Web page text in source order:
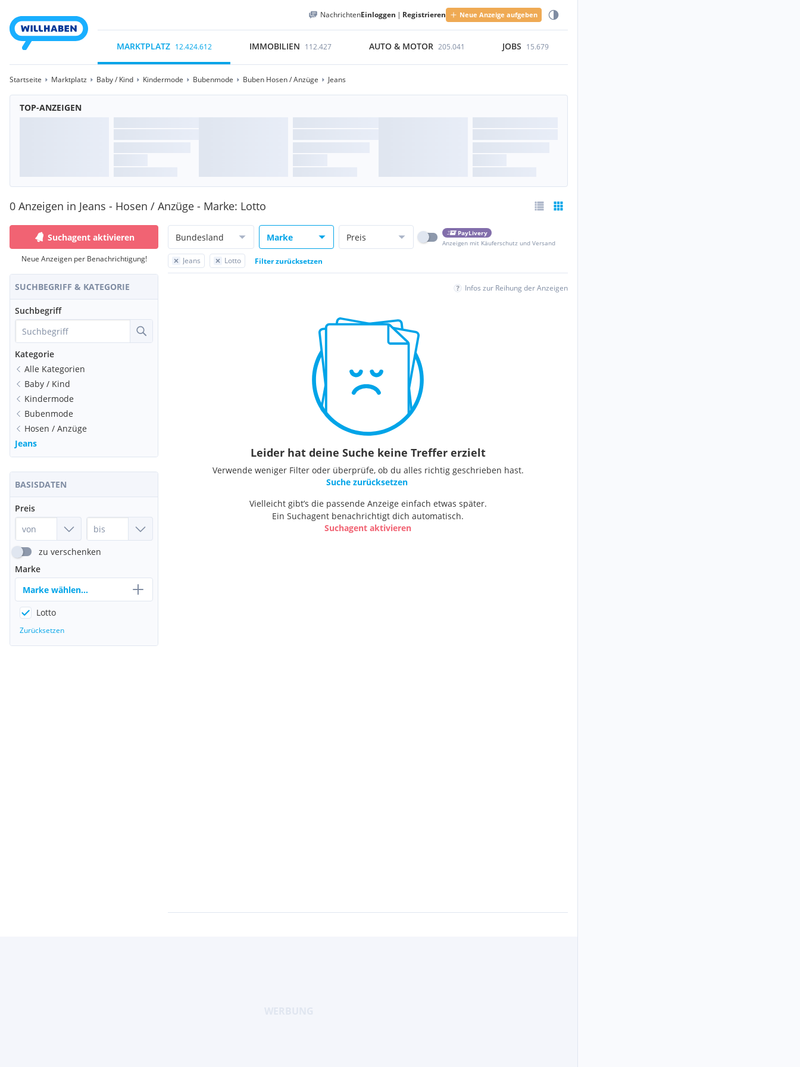
NachrichtenEinloggen | Registrieren Neue Anzeige aufgeben
MARKTPLATZ 12.424.612 IMMOBILIEN 112.427 AUTO & MOTOR 205.041 JOBS 15.679
Startseite Marktplatz Baby / Kind Kindermode Bubenmode Buben Hosen / Anzüge Jeans
TOP-ANZEIGEN
0 Anzeigen in Jeans - Hosen / Anzüge - Marke: Lotto
Suchagent aktivieren
Neue Anzeigen per Benachrichtigung!
SUCHBEGRIFF & KATEGORIE
Suchbegriff
Kategorie
Alle Kategorien
Baby / Kind
Kindermode
Bubenmode
Hosen / Anzüge
Jeans
BASISDATEN
Preis
zu verschenken
Marke
Marke wählen...
Lotto
Zurücksetzen
Bundesland Marke Preis
PayLivery
Anzeigen mit Käuferschutz und Versand
Jeans Lotto Filter zurücksetzen
Infos zur Reihung der Anzeigen
Leider hat deine Suche keine Treffer erzielt
Verwende weniger Filter oder überprüfe, ob du alles richtig geschrieben hast.
Suche zurücksetzen
Vielleicht gibt’s die passende Anzeige einfach etwas später.
Ein Suchagent benachrichtigt dich automatisch.
Suchagent aktivieren